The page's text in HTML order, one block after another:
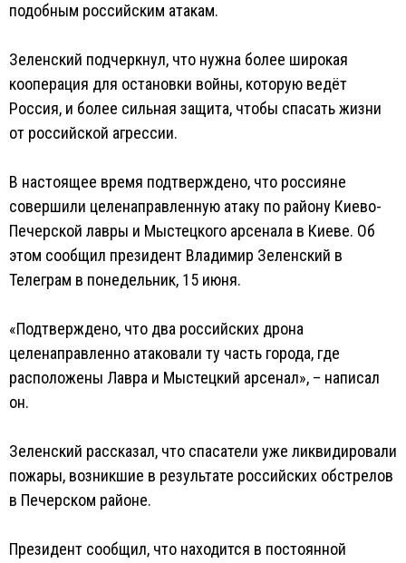
подобным российским атакам.
Зеленский подчеркнул, что нужна более широкая
кооперация для остановки войны, которую ведёт
Россия, и более сильная защита, чтобы спасать жизни
от российской агрессии.
В настоящее время подтверждено, что россияне
совершили целенаправленную атаку по району Киево-
Печерской лавры и Мыстецкого арсенала в Киеве. Об
этом сообщил президент Владимир Зеленский в
Телеграм в понедельник, 15 июня.
«Подтверждено, что два российских дрона
целенаправленно атаковали ту часть города, где
расположены Лавра и Мыстецкий арсенал», – написал
он.
Зеленский рассказал, что спасатели уже ликвидировали
пожары, возникшие в результате российских обстрелов
в Печерском районе.
Президент сообщил, что находится в постоянной